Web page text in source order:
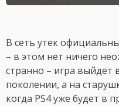
В сеть утек
– в этом нет ничего
странно – игра выйдет
поколении, а на
когда PS4 уже будет в